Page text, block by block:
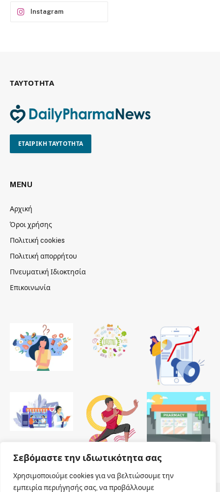
Σεβόμαστε την ιδιωτικότητα σας
Χρησιμοποιούμε cookies για να βελτιώσουμε την
εμπειρία περιήγησής σας, να προβάλλουμε
Instagram
ΤΑΥΤΟΤΗΤΑ
ΕΤΑΙΡΙΚΗ ΤΑΥΤΟΤΗΤΑ
MENU
Αρχική
Όροι χρήσης
Πολιτική cookies
Πολιτική απορρήτου
Πνευματική Ιδιοκτησία
Επικοινωνία